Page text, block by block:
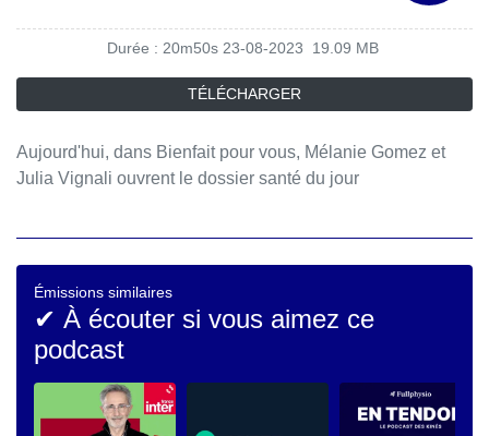
Durée : 20m50s 23-08-2023 19.09 MB
TÉLÉCHARGER
Aujourd'hui, dans Bienfait pour vous, Mélanie Gomez et
Julia Vignali ouvrent le dossier santé du jour
Émissions similaires
✔ À écouter si vous aimez ce
podcast